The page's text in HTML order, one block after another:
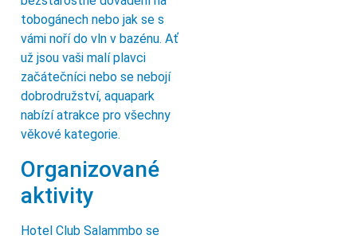
tobogánech nebo jak se s
vámi noří do vln v bazénu. Ať
už jsou vaši malí plavci
začátečníci nebo se nebojí
dobrodružství, aquapark
nabízí atrakce pro všechny
věkové kategorie.
Organizované
aktivity
Hotel Club Salammbo se